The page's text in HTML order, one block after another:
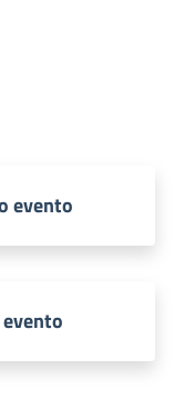
evento